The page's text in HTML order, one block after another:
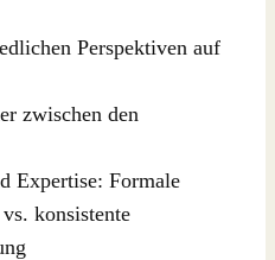
Perspektiven auf
zwischen den
Expertise: Formale
konsistente